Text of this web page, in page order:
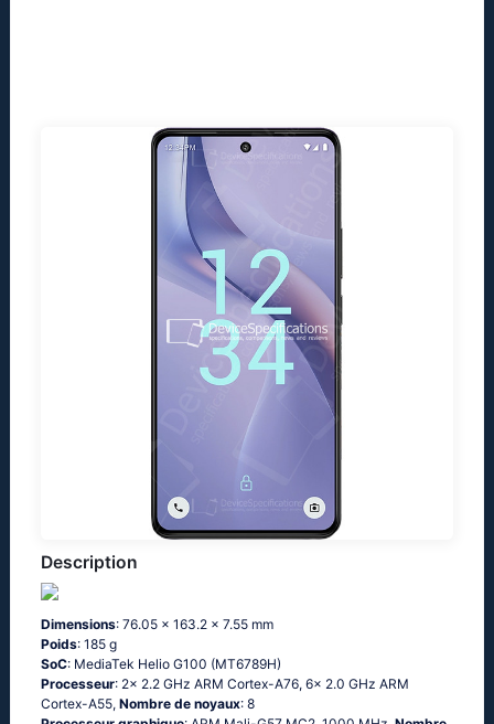
Description
Dimensions: 76.05 x 163.2 x 7.55 mm
Poids: 185 g
SoC: MediaTek Helio G100 (MT6789H)
Processeur: 2x 2.2 GHz ARM Cortex-A76, 6x 2.0 GHz ARM
Cortex-A55, Nombre de noyaux: 8